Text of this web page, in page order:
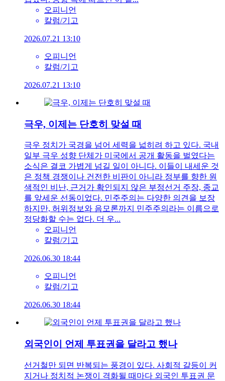
오피니언
칼럼/기고
2026.07.21 13:10
오피니언
칼럼/기고
2026.07.21 13:10
극우, 이제는 단호히 맞설 때
극우 정치가 국경을 넘어 세력을 넓히려 하고 있다. 국내
일부 극우 성향 단체가 미국에서 공개 활동을 벌였다는
소식은 결코 가볍게 넘길 일이 아니다. 이들이 내세운 것
은 정책 경쟁이나 건전한 비판이 아니라 정부를 향한 원
색적인 비난, 근거가 확인되지 않은 부정선거 주장, 종교
를 앞세운 선동이었다. 민주주의는 다양한 의견을 보장
하지만, 허위정보와 음모론까지 민주주의라는 이름으로
정당화할 수는 없다. 더 우...
오피니언
칼럼/기고
2026.06.30 18:44
오피니언
칼럼/기고
2026.06.30 18:44
외국인이 언제 투표권을 달라고 했나
선거철만 되면 반복되는 풍경이 있다. 사회적 갈등이 커
지거나 정치적 논쟁이 격화될 때마다 외국인 투표권 문